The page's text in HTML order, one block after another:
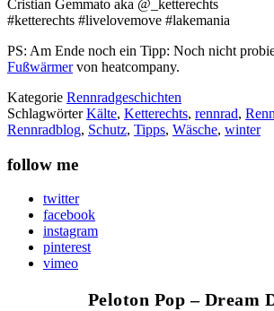
Cristian Gemmato aka @_ketterechts
#ketterechts #livelovemove #lakemania
PS: Am Ende noch ein Tipp: Noch nicht
Fußwärmervon heatcompany.
Kategorie Rennradgeschichten
SchlagwörterKälte, Ketterechts, rennrad,
Rennradblog, Schutz, Tipps, Wäsche, winter
follow me
twitter
facebook
instagram
pinterest
vimeo
Peloton Pop – Dream